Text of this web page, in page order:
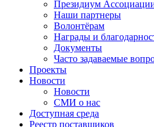
Президиум
Наши партнеры
Волонтёрам
Награды и
Документы
Часто задаваемые
Проекты
Новости
Новости
СМИ о нас
Доступная среда
Реестр поставщиков